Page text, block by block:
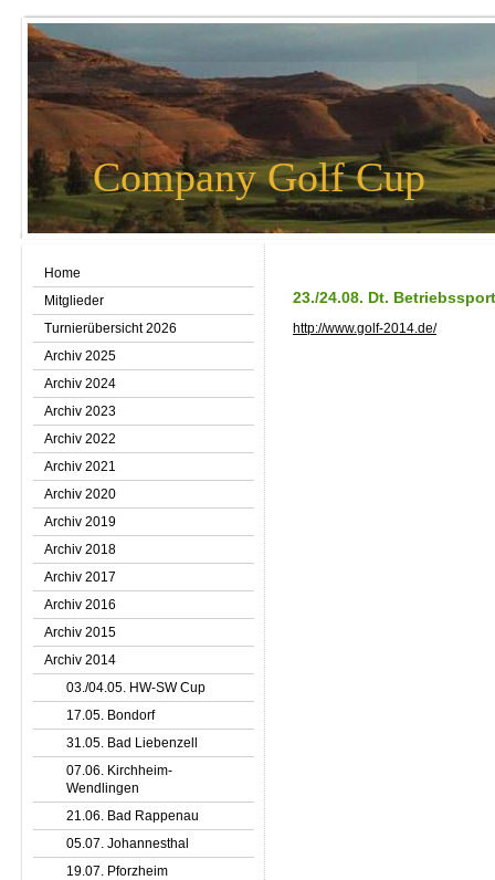
Company Golf Cup
Home
Mitglieder
Turnierübersicht 2026
Archiv 2025
Archiv 2024
Archiv 2023
Archiv 2022
Archiv 2021
Archiv 2020
Archiv 2019
Archiv 2018
Archiv 2017
Archiv 2016
Archiv 2015
Archiv 2014
03./04.05. HW-SW Cup
17.05. Bondorf
31.05. Bad Liebenzell
07.06. Kirchheim-
Wendlingen
21.06. Bad Rappenau
05.07. Johannesthal
19.07. Pforzheim
23./24.08. Dt.
http://www.golf-2014.de/